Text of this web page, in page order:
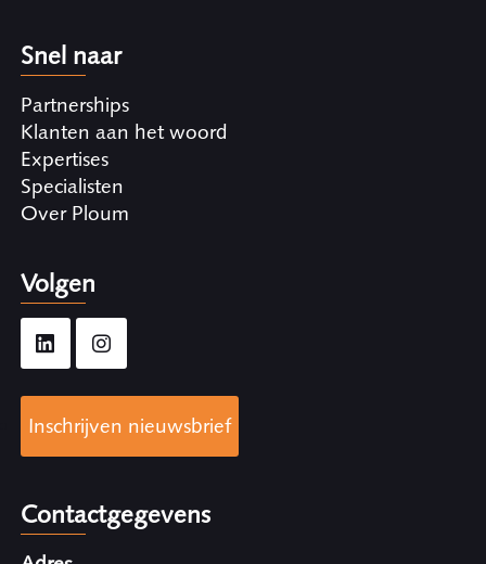
Snel naar
Partnerships
Klanten aan het woord
Expertises
Specialisten
Over Ploum
Volgen
Inschrijven nieuwsbrief
Contactgegevens